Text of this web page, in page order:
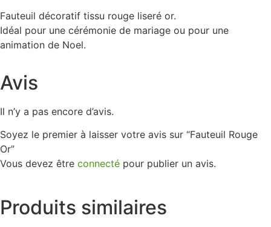
Fauteuil décoratif tissu rouge liseré or.
Idéal pour une cérémonie de mariage ou pour une
animation de Noel.
Avis
Il n’y a pas encore d’avis.
Soyez le premier à laisser votre avis sur “Fauteuil Rouge
Or”
Vous devez être connecté pour publier un avis.
Produits similaires